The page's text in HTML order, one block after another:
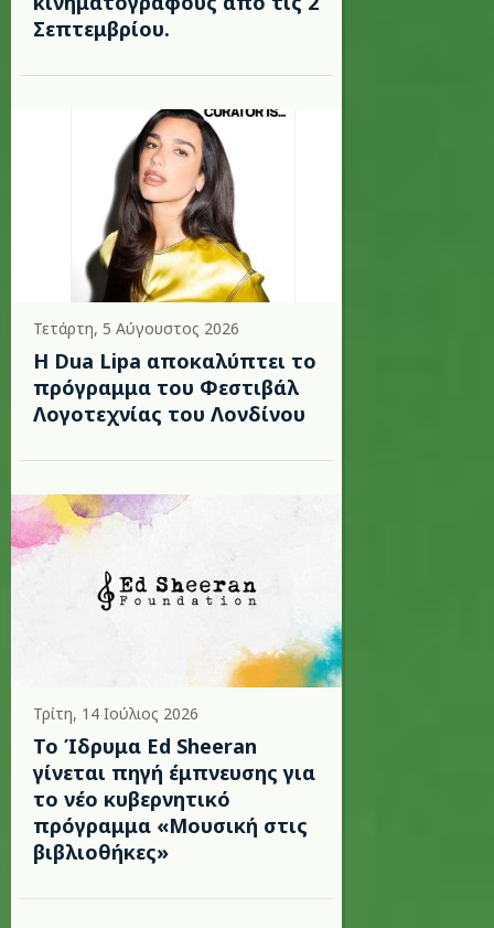
Σεπτεμβρίου.
Τετάρτη, 5 Αύγουστος 2026
Η Dua Lipa αποκαλύπτει το
πρόγραμμα του Φεστιβάλ
Λογοτεχνίας του Λονδίνου
Τρίτη, 14 Ιούλιος 2026
Το Ίδρυμα Ed Sheeran
γίνεται πηγή έμπνευσης για
το νέο κυβερνητικό
πρόγραμμα «Μουσική στις
βιβλιοθήκες»